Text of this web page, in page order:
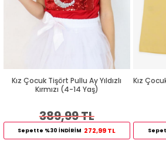
Kız Çocuk Tişört Pullu Ay Yıldızlı
Kırmızı (4-14 Yaş)
389,99 TL
Sepette %30 İNDİRİM 272,99 TL
Kız